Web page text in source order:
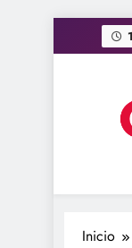
al
Inicio